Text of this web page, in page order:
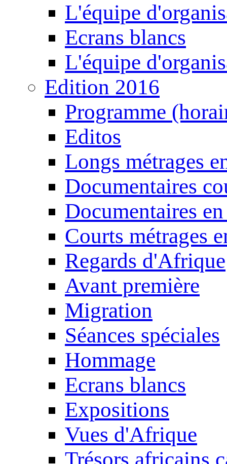
L'équipe
Ecrans blancs
L'équipe
Edition 2016
Programme
Editos
Longs métrages
Documentaires
Documentaires
Courts métrages
Regards d'Afrique
Avant première
Migration
Séances spéciales
Hommage
Ecrans blancs
Expositions
Vues d'Afrique
Trésors africains